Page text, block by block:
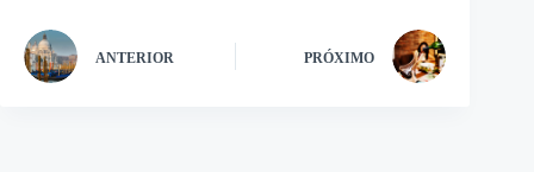
ANTERIOR PRÓXIMO